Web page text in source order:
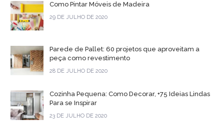
Como Pintar Móveis de Madeira
29 DE JULHO DE 2020
Parede de Pallet: 60 projetos que aproveitam a
peça como revestimento
28 DE JULHO DE 2020
Cozinha Pequena: Como Decorar, +75 Ideias Lindas
Para se Inspirar
23 DE JULHO DE 2020